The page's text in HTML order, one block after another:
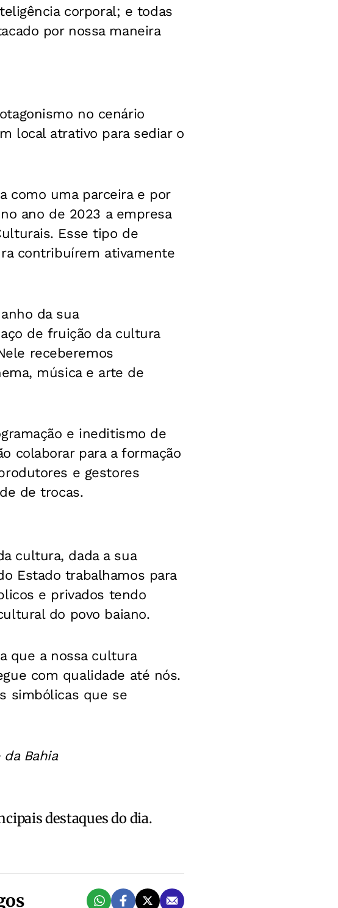
corporal; e todas
por nossa maneira
no cenário
local atrativo para sediar o
como uma parceira e por
ano de 2023 a empresa
Esse tipo de
contribuírem ativamente
da sua
de fruição da cultura
receberemos
música e arte de
e ineditismo de
colaborar para a formação
e gestores
de trocas.
cultura, dada a sua
Estado trabalhamos para
e privados tendo
do povo baiano.
que a nossa cultura
com qualidade até nós.
simbólicas que se
Bahia
destaques do dia.